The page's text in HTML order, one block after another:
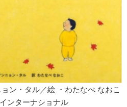
ン・タル／絵 ・わたなべ なおこ
ンターナショナル